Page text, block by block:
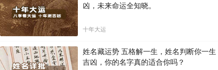
凶，未来命运全知晓。
十年大运
姓名藏运势 五格解一生，姓名判断你一生
吉凶，你的名字真的适合你吗？